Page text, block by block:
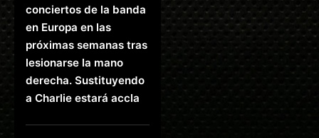
conciertos de la banda
en Europa en las
próximas semanas tras
lesionarse la mano
derecha. Sustituyendo
a Charlie estará accla